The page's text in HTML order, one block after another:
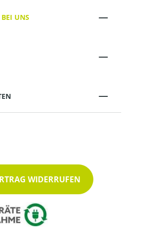
UNS
WIDERRUFEN